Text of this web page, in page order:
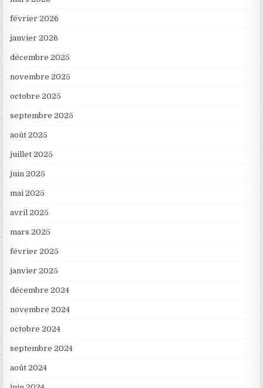
février 2026
janvier 2026
décembre 2025
novembre 2025
octobre 2025
septembre 2025
août 2025
juillet 2025
juin 2025
mai 2025
avril 2025
mars 2025
février 2025
janvier 2025
décembre 2024
novembre 2024
octobre 2024
septembre 2024
août 2024